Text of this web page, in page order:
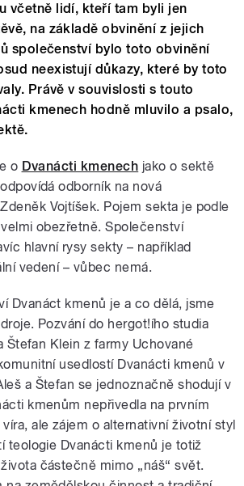
včetně lidí, kteří tam byli jen
na základě obvinění z jejich
společenství bylo toto obvinění
neexistují důkazy, které by toto
Právě v souvislosti s touto
kmenech hodně mluvilo a psalo,
o Dvanácti kmenech jako o sektě
odborník na nová
Vojtíšek. Pojem sekta je podle
obezřetně. Společenství
hlavní rysy sekty – například
vedení – vůbec nemá.
Dvanáct kmenů je a co dělá, jsme
Pozvání do hergot!ího studia
Štefan Klein z farmy Uchované
usedlostí Dvanácti kmenů v
a Štefan se jednoznačně shodují v
kmenům nepřivedla na prvním
ale zájem o alternativní životní styl
teologie Dvanácti kmenů je totiž
částečně mimo „náš“ svět.